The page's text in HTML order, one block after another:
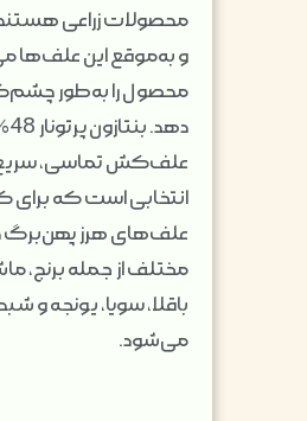
محصولات زراعی
و به‌موقع این علف‌ها
محصول را به‌طور
علف‌کش تماسی،
انتخابی است که برای
علف‌های هرز پهن‌برگ
مختلف از جمله برنج،
باقلا، سویا، یونجه و
می‌شود.